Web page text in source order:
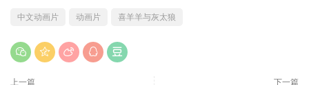
中文动画片 动画片 喜羊羊与灰太狼
上一篇 下一篇